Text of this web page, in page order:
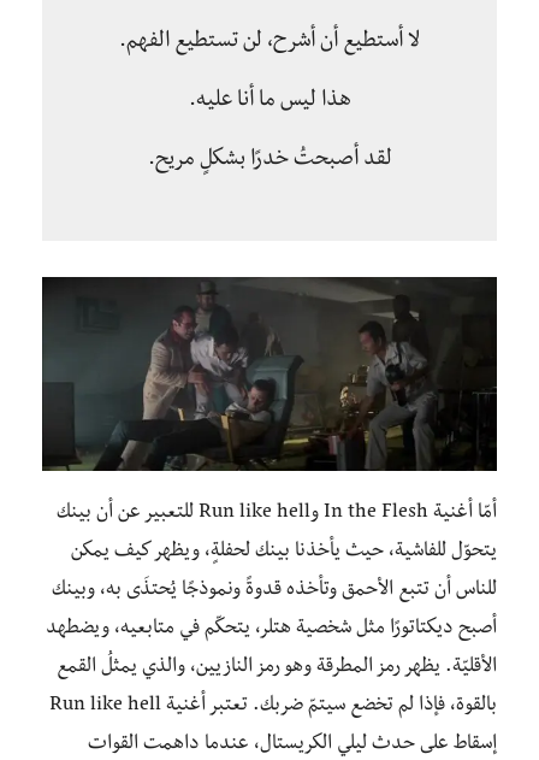
لا أستطيع أن أشرح، لن تستطيع الفهم.
هذا ليس ما أنا عليه.
لقد أصبحتُ خدرًا بشكلٍ مريح.
أمّا أغنية In the Flesh وRun like hell للتعبير عن أن بينك
يتحوّل للفاشية، حيث يأخذنا بينك لحفلةٍ، ويظهر كيف يمكن
للناس أن تتبع الأحمق وتأخذه قدوةً ونموذجًا يُحتذَى به، وبينك
أصبح ديكتاتورًا مثل شخصية هتلر، يتحكّم في متابعيه، ويضطهد
الأقليّة. يظهر رمز المطرقة وهو رمز النازيين، والذي يمثلُ القمع
بالقوة، فإذا لم تخضع سيتمّ ضربك. تعتبر أغنية Run like hell
إسقاط على حدث ليلي الكريستال، عندما داهمت القوات